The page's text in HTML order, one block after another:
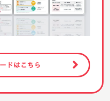
ドはこちら